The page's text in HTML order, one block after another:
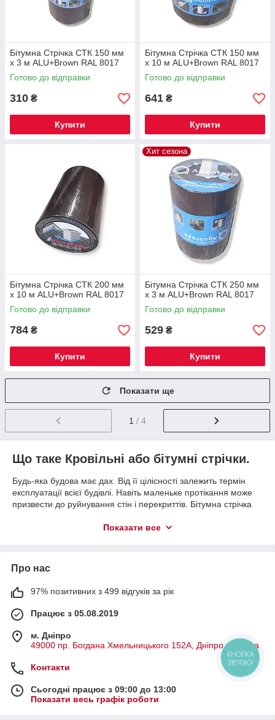
Бітумна Стрічка СТК 150 мм
х 3 м ALU+Brown RAL 8017
Готово до відправки
310 ₴
Купити
Бітумна Стрічка СТК 150 мм
х 10 м ALU+Brown RAL 8017
Готово до відправки
641 ₴
Купити
Бітумна Стрічка СТК 200 мм
х 10 м ALU+Brown RAL 8017
Готово до відправки
784 ₴
Купити
Хит сезона
Бітумна Стрічка СТК 250 мм
х 3 м ALU+Brown RAL 8017
Готово до відправки
529 ₴
Купити
Показати ще
1 / 4
Що таке Кровільні або бітумні стрічки.
Будь-яка будова має дах. Від її цілісності залежить термін
експлуатації всієї будівлі. Навіть маленьке протікання може
призвести до руйнування стін і перекриттів. Бітумна стрічка
та даху, вентиляційних отворів, димоходів, механічних
— стійка до впливу природних чинників, як-от
вітрове навантаження тощо.
- не вимагає розігрівання під час використання.
- температури експлуатації від -40 до +120 грд С.
— висока адгезія до дерева, бетону, цегли, металу та
— під час висихання не розтріскується, завдяки
додаванню до складу синтетичного каучуку.
Показати все
Про нас
97% позитивних з 499 відгуків за рік
Працює з 05.08.2019
м. Дніпро
49000 пр. Богдана Хмельницького 152А, Дніпро, Україна
Контакти
Сьогодні працює з 09:00 до 13:00
Показати весь графік роботи
КНОПКА
ЗВ'ЯЗКУ